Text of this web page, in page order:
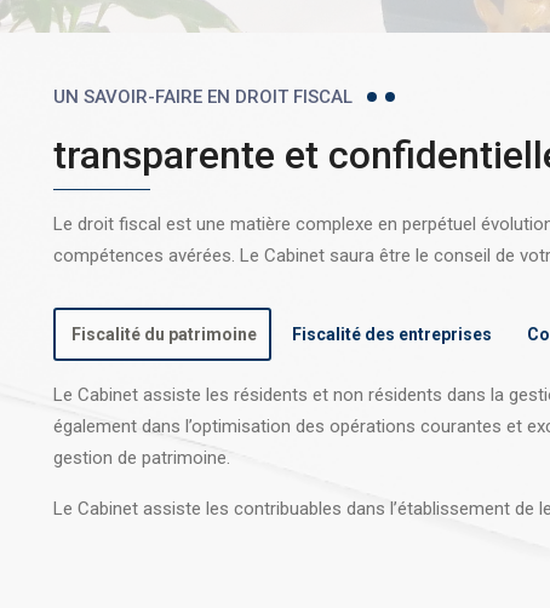
UN SAVOIR-FAIRE EN DROIT FISCAL
transparente et
Le droit fiscal est une matière complexe en perpétuel
compétences avérées. Le Cabinet saura être le conseil de
Fiscalité du patrimoine Fiscalité des entreprises
Le Cabinet assiste les résidents et non résidents dans la
également dans l’optimisation des opérations courantes et
gestion de patrimoine.
Le Cabinet assiste les contribuables dans l’établissement de